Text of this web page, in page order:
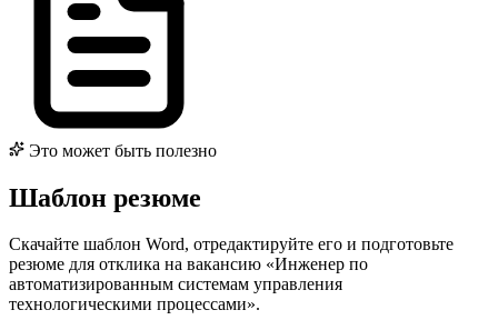
Это может быть полезно
Шаблон резюме
Скачайте шаблон Word, отредактируйте его и подготовьте
резюме для отклика на вакансию «Инженер по
автоматизированным системам управления
технологическими процессами».